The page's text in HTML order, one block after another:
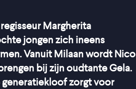
Margherita
jongen zich ineens
Vanuit Milaan wordt Nico
bij zijn oudtante Gela.
zorgt voor